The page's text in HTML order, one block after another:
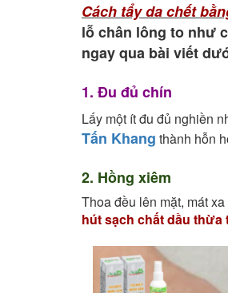
Cách tẩy da chết
lỗ chân lông to như
ngay qua bài viết
1. Đu đủ chín
Lấy một ít đu đủ nghiền
Tấn Khang thành hỗn
2. Hồng xiêm
Thoa đều lên mặt, mát
hút sạch chất dầu thừa